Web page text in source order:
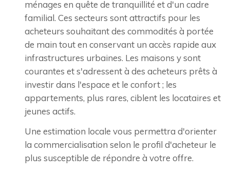
ménages en quête de tranquillité et d'un cadre
familial. Ces secteurs sont attractifs pour les
acheteurs souhaitant des commodités à portée
de main tout en conservant un accès rapide aux
infrastructures urbaines. Les maisons y sont
courantes et s'adressent à des acheteurs prêts à
investir dans l'espace et le confort ; les
appartements, plus rares, ciblent les locataires et
jeunes actifs.
Une estimation locale vous permettra d'orienter
la commercialisation selon le profil d'acheteur le
plus susceptible de répondre à votre offre.